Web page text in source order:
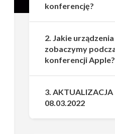
konferencję?
2. Jakie urządzenia
zobaczymy
konferencji Apple?
3. AKTUALIZACJA
08.03.2022